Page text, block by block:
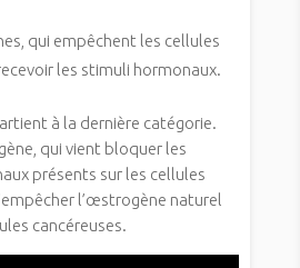
qui empêchent les cellules
les stimuli hormonaux.
à la dernière catégorie.
qui vient bloquer les
présents sur les cellules
l’œstrogène naturel
cancéreuses.